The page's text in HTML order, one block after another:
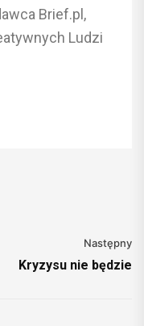
Brief.pl,
Ludzi
Następny
Kryzysu nie będzie